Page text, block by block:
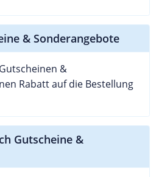
& Sonderangebote
&
Rabatt auf die Bestellung
Gutscheine &